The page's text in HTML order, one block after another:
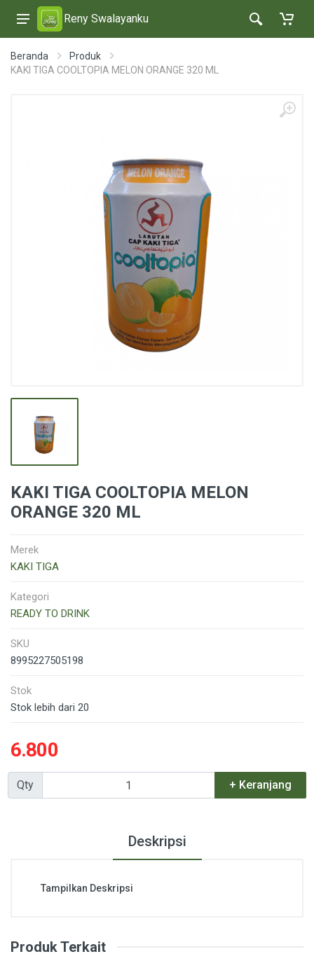
Reny Swalayanku
Beranda
Produk
KAKI TIGA COOLTOPIA MELON ORANGE 320 ML
KAKI TIGA COOLTOPIA MELON
ORANGE 320 ML
Merek
KAKI TIGA
Kategori
READY TO DRINK
SKU
8995227505198
Stok
Stok lebih dari 20
6.800
Qty + Keranjang
Deskripsi
Tampilkan Deskripsi
Produk Terkait